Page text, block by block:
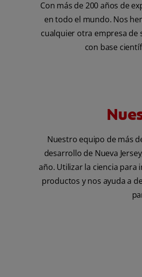
Con más de 200 años de
en todo el mundo. Nos
cualquier otra empresa de
con base
Nuestro equipo de más
desarrollo de Nueva
año. Utilizar la ciencia
productos y nos ayuda a